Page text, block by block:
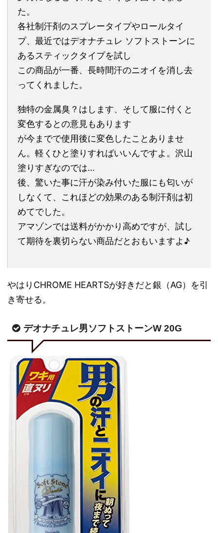
た。
各社制汗剤のスプレータイプやロールタイ
プ、最近ではデオナチュレ ソフトストーンに
あるスティックタイプを試し
この商品が一番、長時間汗のニオイを消し去
ってくれました。
独特の金属臭？はします、そして服に付くと
変色するとの意見もあります
が今までで使用後に変色したことありませ
ん。軽くひと塗りすればいいんですよ。沢山
塗りすぎなのでは…
後、驚いた事に汗が染み付いた服にも匂いが
しなくて、これほどの効果のある制汗剤は初
めてでした。
アマゾンでは送料がかかり高めですが、試し
て期待を裏切らない商品だとおもいますよ♪
やはりCHROME HEARTSが好きだと銀（AG）を引
き寄せる。
デオナチュレ男ソフトストーンW 20G